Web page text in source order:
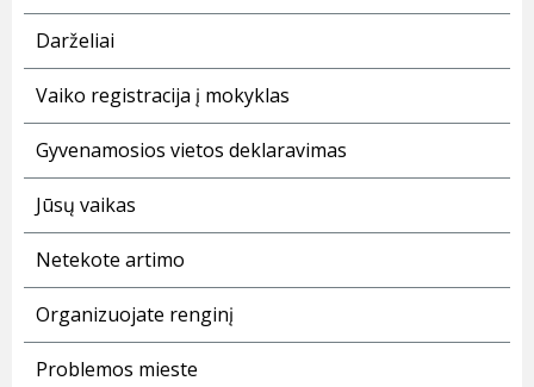
Darželiai
Vaiko registracija į mokyklas
Gyvenamosios vietos deklaravimas
Jūsų vaikas
Netekote artimo
Organizuojate renginį
Problemos mieste